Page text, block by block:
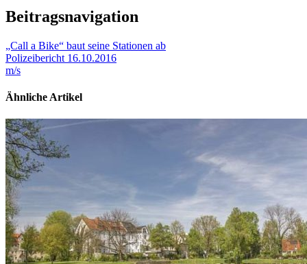
Beitragsnavigation
„Call a Bike“ baut seine Stationen ab
Polizeibericht 16.10.2016
m/s
Ähnliche Artikel